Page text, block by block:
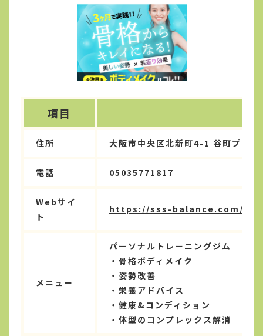
項目
住所 大阪市中央区北新町4-1 谷町プラ
電話 05035771817
Webサイ
ト
https://sss-balance.com/
メニュー
パーソナルトレーニングジム
・骨格ボディメイク
・姿勢改善
・栄養アドバイス
・健康&コンディション
・体型のコンプレックス解消